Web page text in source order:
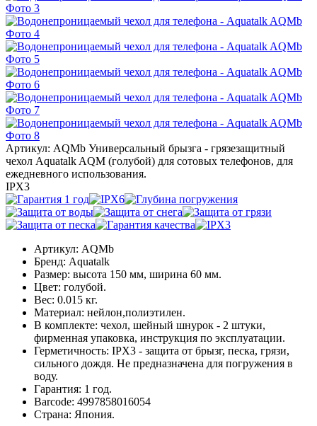
Артикул: AQMb Универсальный брызга - грязезащитный
чехол Aquatalk AQM (голубой) для сотовых телефонов, для
ежедневного использования.
IPX3
Артикул: AQMb
Бренд: Aquatalk
Размер: высота 150 мм, ширина 60 мм.
Цвет: голубой.
Вес: 0.015 кг.
Материал: нейлон,полиэтилен.
В комплекте: чехол, шейный шнурок - 2 штуки,
фирменная упаковка, инструкция по эксплуатации.
Герметичность: IPX3 - защита от брызг, песка, грязи,
сильного дождя. Не предназначена для погружения в
воду.
Гарантия: 1 год.
Barcode: 4997858016054
Страна: Япония.